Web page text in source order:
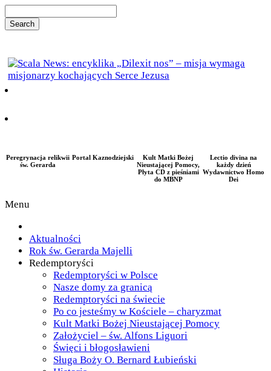
Lectio divina na
każdy dzień
Wydawnictwo Homo
Dei
Kult Matki Bożej
Nieustającej Pomocy,
Płyta CD z pieśniami
do MBNP
Portal Kaznodziejski
Peregrynacja relikwii
św. Gerarda
Menu
Aktualności
Rok św. Gerarda Majelli
Redemptoryści
Redemptoryści w Polsce
Nasze domy za granicą
Redemptoryści na świecie
Po co jesteśmy w Kościele – charyzmat
Kult Matki Bożej Nieustającej Pomocy
Założyciel – św. Alfons Liguori
Święci i błogosławieni
Sługa Boży O. Bernard Łubieński